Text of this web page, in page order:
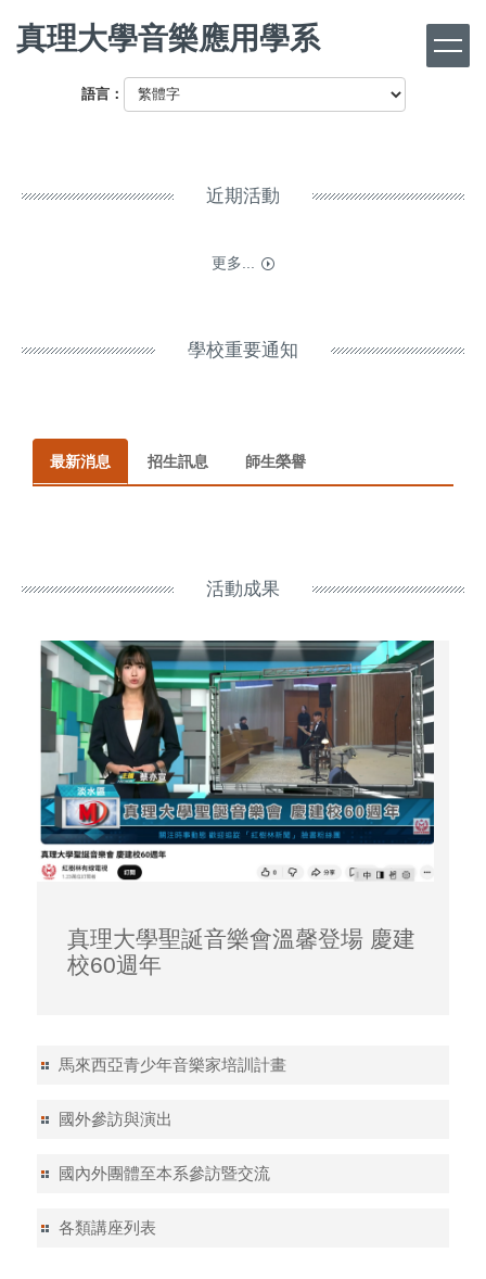
真理大學音樂應用學系
語言：
近期活動
更多...
學校重要通知
最新消息 招生訊息 師生榮譽
活動成果
真理大學聖誕音樂會溫馨登場 慶建
校60週年
馬來西亞青少年音樂家培訓計畫
國外參訪與演出
國內外團體至本系參訪暨交流
各類講座列表